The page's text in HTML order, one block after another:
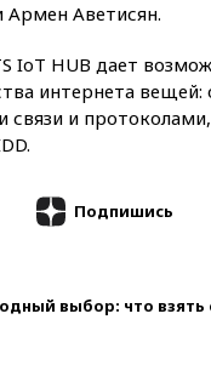
Армен Аветисян.
IoT HUB дает
интернета вещей:
и
Подпишись
выбор: что взять